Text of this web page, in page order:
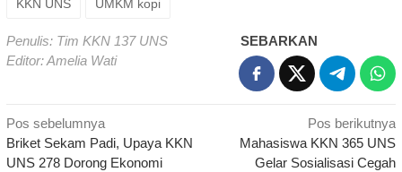
KKN UNS UMKM kopi
Penulis: Tim KKN 137 UNS
Editor: Amelia Wati
SEBARKAN
Navigasi
pos
Pos sebelumnya
Briket Sekam Padi, Upaya KKN
UNS 278 Dorong Ekonomi
Pos berikutnya
Mahasiswa KKN 365 UNS
Gelar Sosialisasi Cegah